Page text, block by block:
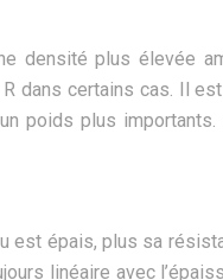
densité plus élevée
dans certains cas. Il
poids plus
est épais, plus sa
linéaire avec